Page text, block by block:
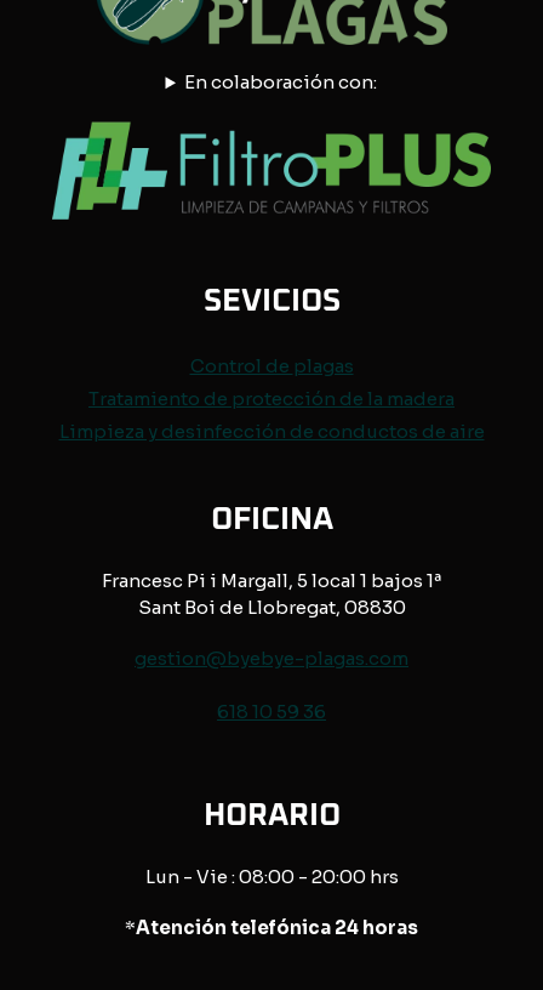
En colaboración con:
SEVICIOS
Control de plagas
Tratamiento de protección de la madera
Limpieza y desinfección de conductos de aire
OFICINA
Francesc Pi i Margall, 5 local 1 bajos 1ª
Sant Boi de Llobregat, 08830
gestion@byebye-plagas.com
618 10 59 36
HORARIO
Lun - Vie : 08:00 - 20:00 hrs
*Atención telefónica 24 horas